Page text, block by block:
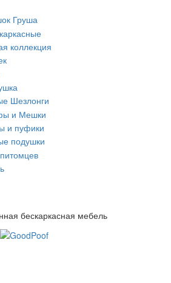
Груша
коллекция
Шезлонги
и Мешки
и пуфики
подушки
бескаркасная мебель